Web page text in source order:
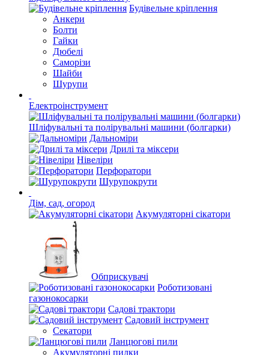
Будівельне кріплення
Анкери
Болти
Гайки
Дюбелі
Саморізи
Шайби
Шурупи
Електроінструмент
Шліфувальні та полірувальні машини (болгарки)
Дальноміри
Дрилі та міксери
Нівеліри
Перфоратори
Шурупокрути
Дім, сад, огород
Акумуляторні сікатори
Обприскувачі
Роботизовані
газонокосарки
Садові трактори
Садовий інструмент
Секатори
Ланцюгові пили
Акумуляторні пилки